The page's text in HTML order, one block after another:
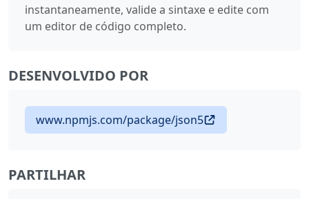
instantaneamente, valide a sintaxe e edite com
um editor de código completo.
DESENVOLVIDO POR
www.npmjs.com/package/json5
PARTILHAR